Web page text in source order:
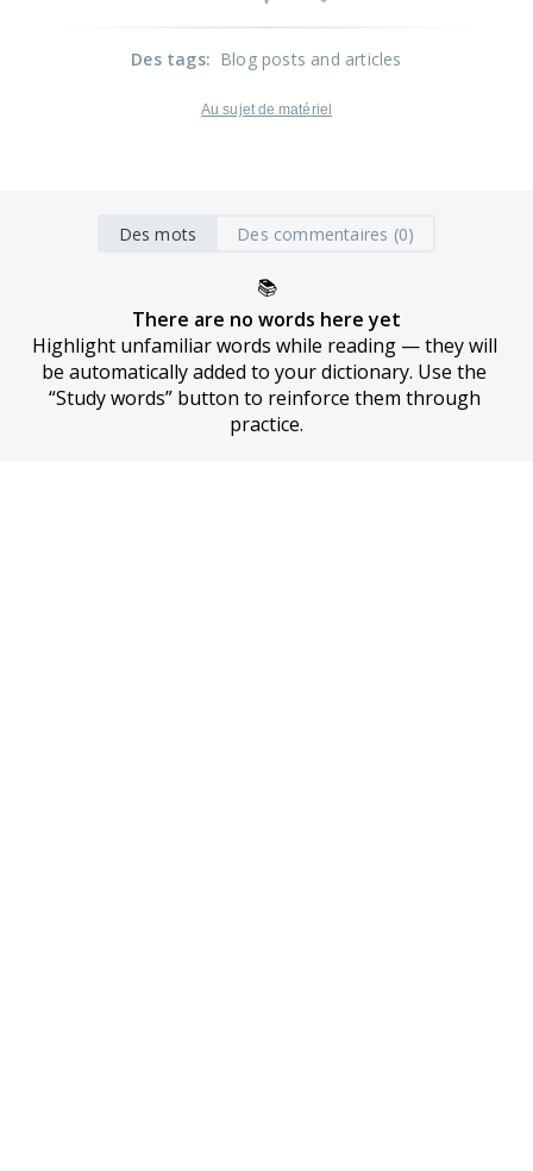
Des tags: Blog posts and articles
Au sujet de matériel
Des mots Des commentaires (0)
📚
There are no words here yet
Highlight unfamiliar words while reading — they will
be automatically added to your dictionary. Use the
“Study words” button to reinforce them through
practice.